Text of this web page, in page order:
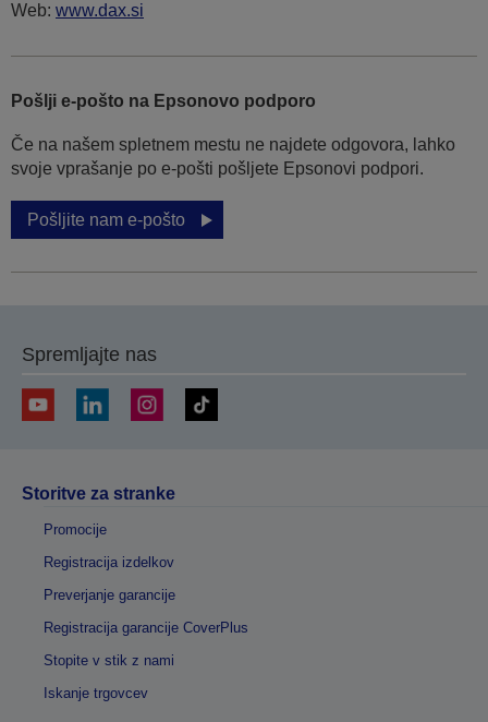
Web: www.dax.si
Pošlji e-pošto na Epsonovo podporo
Če na našem spletnem mestu ne najdete odgovora, lahko
svoje vprašanje po e-pošti pošljete Epsonovi podpori.
Pošljite nam e-pošto
Spremljajte nas
Storitve za stranke
Promocije
Registracija izdelkov
Preverjanje garancije
Registracija garancije CoverPlus
Stopite v stik z nami
Iskanje trgovcev